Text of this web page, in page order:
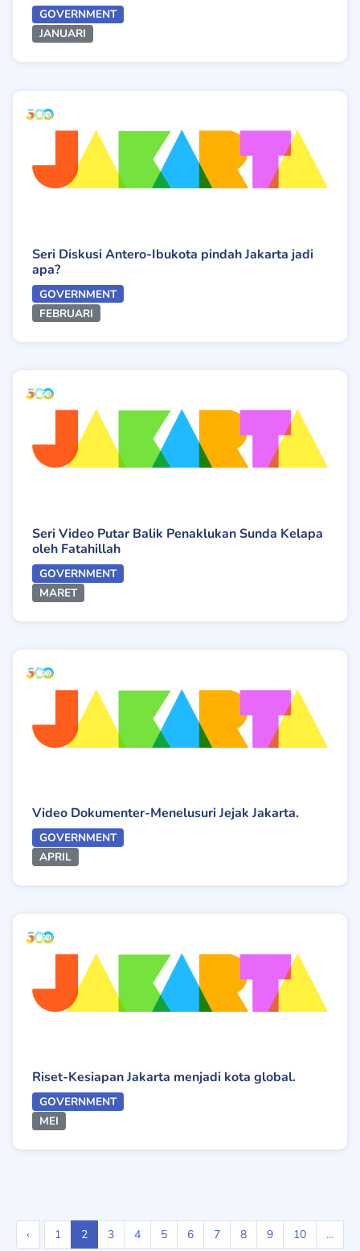
GOVERNMENT
JANUARI
Seri Diskusi Antero-Ibukota pindah Jakarta jadi
apa?
GOVERNMENT
FEBRUARI
Seri Video Putar Balik Penaklukan Sunda Kelapa
oleh Fatahillah
GOVERNMENT
MARET
Video Dokumenter-Menelusuri Jejak Jakarta.
GOVERNMENT
APRIL
Riset-Kesiapan Jakarta menjadi kota global.
GOVERNMENT
MEI
‹ 1 2 3 4 5 6 7 8 9 10 ...